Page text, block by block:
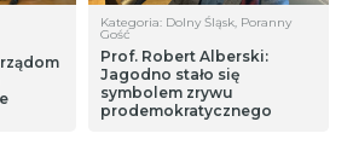
Kategoria: Dolny Śląsk, Poranny
Gość
Prof. Robert Alberski:
Jagodno stało się
symbolem zrywu
prodemokratycznego